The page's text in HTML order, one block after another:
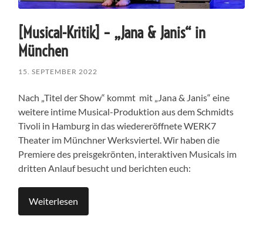
[Musical-Kritik] – „Jana & Janis“ in
München
15. SEPTEMBER 2022
Nach „Titel der Show“ kommt mit „Jana & Janis“ eine
weitere intime Musical-Produktion aus dem Schmidts
Tivoli in Hamburg in das wiedereröffnete WERK7
Theater im Münchner Werksviertel. Wir haben die
Premiere des preisgekrönten, interaktiven Musicals im
dritten Anlauf besucht und berichten euch:
Weiterlesen